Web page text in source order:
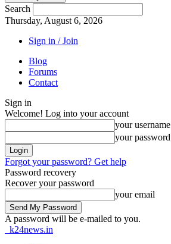
Search
Thursday, August 6, 2026
Sign in / Join
Blog
Forums
Contact
Sign in
Welcome! Log into your account
your username
your password
Forgot your password? Get help
Password recovery
Recover your password
your email
A password will be e-mailed to you.
k24news.in